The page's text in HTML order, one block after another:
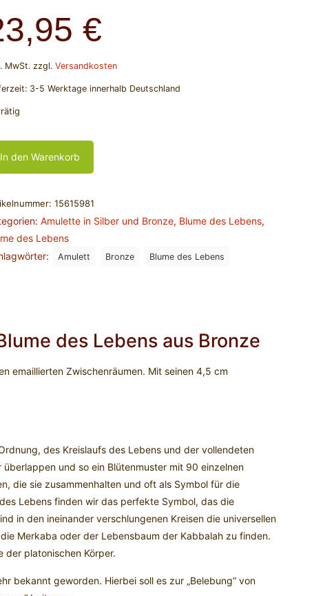
€
MwSt. zzgl. Versandkosten
3-5 Werktage innerhalb Deutschland
In den Warenkorb
15615981
Amulette in Silber und Bronze, Blume des Lebens,
des Lebens
Amulett Bronze Blume des Lebens
des Lebens aus Bronze
emaillierten Zwischenräumen. Mit seinen 4,5 cm
des Kreislaufs des Lebens und der vollendeten
überlappen und so ein Blütenmuster mit 90 einzelnen
die sie zusammenhalten und oft als Symbol für die
Lebens finden wir das perfekte Symbol, das die
in den ineinander verschlungenen Kreisen die universellen
Merkaba oder der Lebensbaum der Kabbalah zu finden.
der platonischen Körper.
bekannt geworden. Hierbei soll es zur „Belebung“ von